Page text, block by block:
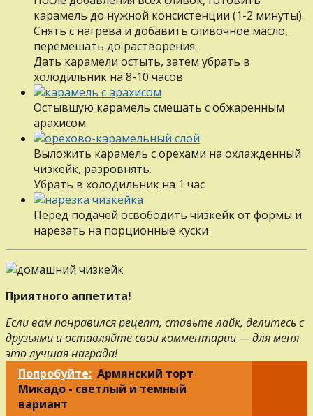
карамель до нужной консистенции (1-2 минуты).
Снять с нагрева и добавить сливочное масло,
перемешать до растворения.
Дать карамели остыть, затем убрать в
холодильник на 8-10 часов
Остывшую карамель смешать с обжаренным
арахисом
Выложить карамель с орехами на охлажденный
чизкейк, разровнять.
Убрать в холодильник на 1 час
Перед подачей освободить чизкейк от формы и
нарезать на порционные куски
Приятного аппетита!
Если вам понравился рецепт, ставьте лайк, делитесь с
друзьями и оставляйте свои комментарии — для меня
это лучшая награда!
Попробуйте: Армянский торт
Микадо - светлый и темный
вариант